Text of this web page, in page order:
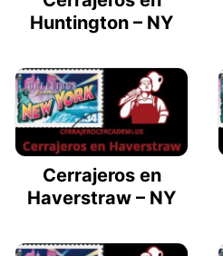
Huntington – NY
Cerrajeros en
Haverstraw – NY